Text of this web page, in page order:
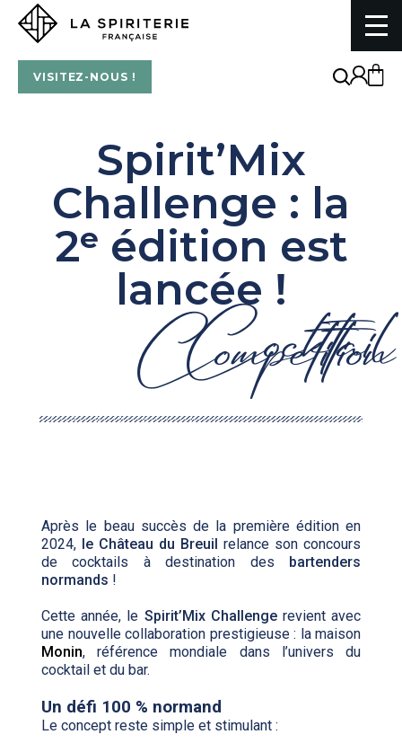
VISITEZ-NOUS !
La Spiriterie Française
Spirit’Mix
Challenge : la
2ᵉ édition est
lancée !
Cocktail
Competition
Après le beau succès de la première édition en
2024, le Château du Breuil relance son concours
de cocktails à destination des bartenders
normands !
Cette année, le Spirit’Mix Challengerevient avec
une nouvelle collaboration prestigieuse : la maison
Monin, référence mondiale dans l’univers du
cocktail et du bar.
Un défi 100 % normand
Le concept reste simple et stimulant :